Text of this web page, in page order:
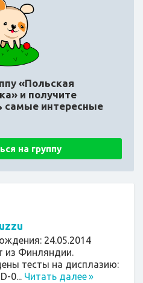
«Польская
и получите
самые интересные
на группу
24.05.2014
из Финляндии.
тесты на дисплазию:
0... Читать далее»